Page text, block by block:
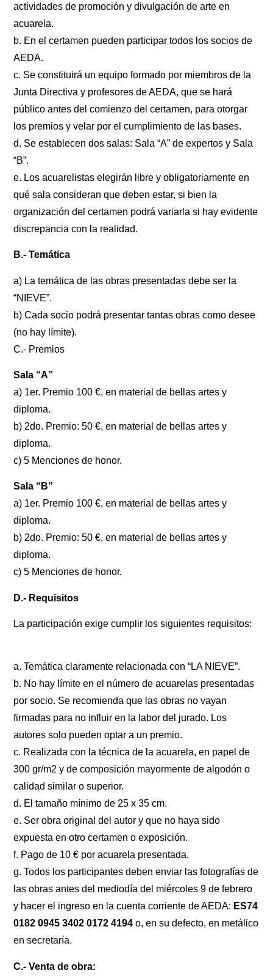
actividades de promoción y divulgación de arte en
acuarela.
b. En el certamen pueden participar todos los socios de
AEDA.
c. Se constituirá un equipo formado por miembros de la
Junta Directiva y profesores de AEDA, que se hará
público antes del comienzo del certamen, para otorgar
los premios y velar por el cumplimiento de las bases.
d. Se establecen dos salas: Sala “A” de expertos y Sala
“B”.
e. Los acuarelistas elegirán libre y obligatoriamente en
qué sala consideran que deben estar, si bien la
organización del certamen podrá variarla si hay evidente
discrepancia con la realidad.
B.- Temática
a) La temática de las obras presentadas debe ser la
“NIEVE”.
b) Cada socio podrá presentar tantas obras como desee
(no hay límite).
C.- Premios
Sala “A”
a) 1er. Premio 100 €, en material de bellas artes y
diploma.
b) 2do. Premio: 50 €, en material de bellas artes y
diploma.
c) 5 Menciones de honor.
Sala “B”
a) 1er. Premio 100 €, en material de bellas artes y
diploma.
b) 2do. Premio: 50 €, en material de bellas artes y
diploma.
c) 5 Menciones de honor.
D.- Requisitos
La participación exige cumplir los siguientes requisitos:
a. Temática claramente relacionada con “LA NIEVE”.
b. No hay límite en el número de acuarelas presentadas
por socio. Se recomienda que las obras no vayan
firmadas para no influir en la labor del jurado. Los
autores solo pueden optar a un premio.
c. Realizada con la técnica de la acuarela, en papel de
300 gr/m2 y de composición mayormente de algodón o
calidad similar o superior.
d. El tamaño mínimo de 25 x 35 cm.
e. Ser obra original del autor y que no haya sido
expuesta en otro certamen o exposición.
f. Pago de 10 € por acuarela presentada.
g. Todos los participantes deben enviar las fotografías de
las obras antes del mediodía del miércoles 9 de febrero
y hacer el ingreso en la cuenta corriente de AEDA: ES74
0182 0945 3402 0172 4194o, en su defecto, en metálico
en secretaría.
C.- Venta de obra: